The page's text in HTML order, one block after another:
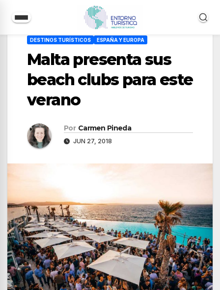
contenido
DESTINOS TURÍSTICOS ESPAÑA Y EUROPA
Malta presenta sus
beach clubs para este
verano
Por Carmen Pineda
JUN 27, 2018